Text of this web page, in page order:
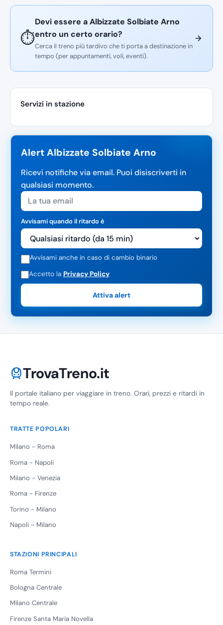
⏱️
Devi essere a Albizzate Solbiate Arno
entro un certo orario?
Cerca il treno più tardivo che ti porta a destinazione in
tempo (per appuntamenti, voli, eventi).
Servizi in stazione
Alert Albizzate Solbiate Arno
Ricevi notifiche via email. Puoi disiscriverti in
qualsiasi momento.
Avvisami quando il ritardo è
Avvisami anche in caso di cambio binario
Accetto la Privacy Policy
Attiva alert
TrovaTreno.it
Il portale italiano per viaggiare in treno. Orari, prezzi e ritardi in
tempo reale.
TRATTE POPOLARI
Milano - Roma
Roma - Napoli
Milano - Venezia
Roma - Firenze
Torino - Milano
Napoli - Milano
STAZIONI PRINCIPALI
Roma Termini
Bologna Centrale
Milano Centrale
Firenze Santa Maria Novella